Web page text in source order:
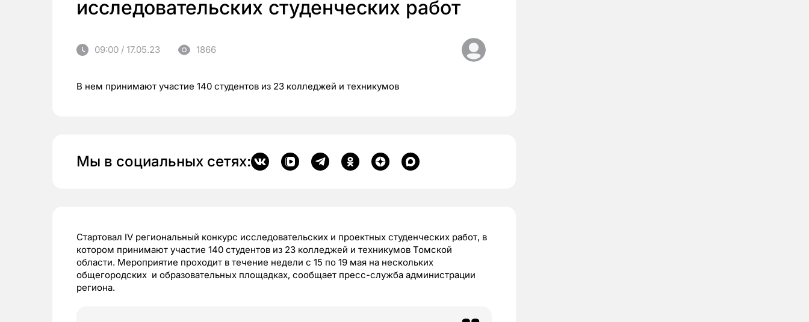
исследовательских студенческих работ
09:00 / 17.05.23 1866
В нем принимают участие 140 студентов из 23 колледжей и техникумов
Мы в социальных сетях:
Стартовал IV региональный конкурс исследовательских и проектных студенческих работ, в
котором принимают участие 140 студентов из 23 колледжей и техникумов Томской
области. Мероприятие проходит в течение недели с 15 по 19 мая на нескольких
общегородских и образовательных площадках, сообщает пресс-служба администрации
региона.